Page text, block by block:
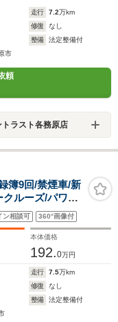
走行 7.2万km
修復
なし
整備
法定整備付
市
頼
ラスト各務原店
簿9回/禁煙車/新
ルーズ/パワー
ーム/クリアラン
ー/エアシー
ン相談可 360°画像付
本体価格
192.0万円
走行 7.5万km
修復
なし
整備
法定整備付